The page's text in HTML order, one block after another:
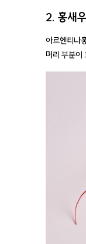
2. 홍새우
아르헨티나
머리 부분이